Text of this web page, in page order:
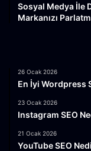
Sosyal Medya İle
Markanızı
26 Ocak 2026
En İyi Wordpress
23 Ocak 2026
Instagram SEO
21 Ocak 2026
YouTube SEO